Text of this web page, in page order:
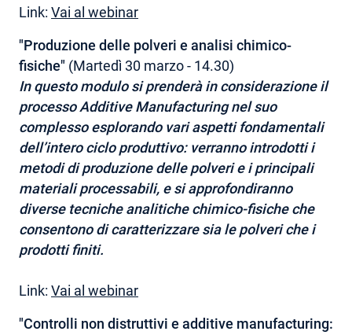
Link: Vai al webinar
"Produzione delle polveri e analisi chimico-
fisiche" (Martedì 30 marzo - 14.30)
In questo modulo si prenderà in considerazione il
processo Additive Manufacturing nel suo
complesso esplorando vari aspetti fondamentali
dell’intero ciclo produttivo: verranno introdotti i
metodi di produzione delle polveri e i principali
materiali processabili, e si approfondiranno
diverse tecniche analitiche chimico-fisiche che
consentono di caratterizzare sia le polveri che i
prodotti finiti.
Link: Vai al webinar
"Controlli non distruttivi e additive manufacturing: